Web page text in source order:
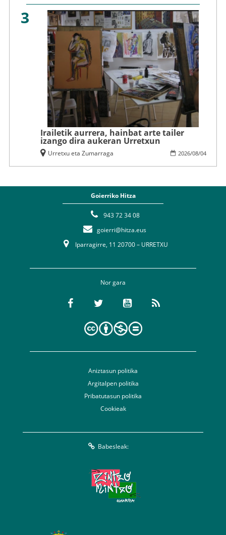
3
Irailetik aurrera, hainbat arte tailer
izango dira aukeran Urretxun
2026/08/04
Urretxu eta Zumarraga
Goierriko Hitza
943 72 34 08
goierri@hitza.eus
Iparragirre, 11 20700 – URRETXU
Nor gara
Aniztasun politika
Argitalpen politika
Pribatutasun politika
Cookieak
Babesleak: